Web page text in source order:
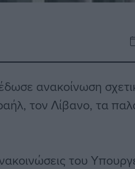
ανακοίνωση
τον Λίβανο, τα
του